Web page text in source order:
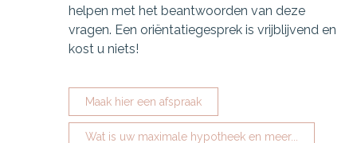
helpen met het beantwoorden van deze
vragen. Een oriëntatiegesprek is vrijblijvend en
kost u niets!
Maak hier een afspraak
Wat is uw maximale hypotheek en meer...